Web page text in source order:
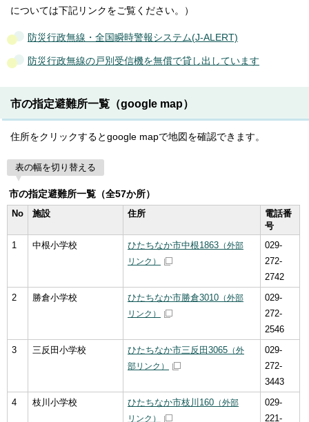
については下記リンクをご覧ください。）
防災行政無線・全国瞬時警報システム(J-ALERT)
防災行政無線の戸別受信機を無償で貸し出しています
市の指定避難所一覧（google map）
住所をクリックするとgoogle mapで地図を確認できます。
表の幅を切り替える
市の指定避難所一覧（全57か所）
No
施設 住所
電話番
号
1
中根小学校 ひたちなか市中根1863 （外部
リンク）
029-
272-
2742
2
勝倉小学校 ひたちなか市勝倉3010 （外部
リンク）
029-
272-
2546
3
三反田小学校 ひたちなか市三反田3065 （外
部リンク）
029-
272-
3443
4
枝川小学校 ひたちなか市枝川160 （外部
リンク）
029-
221-